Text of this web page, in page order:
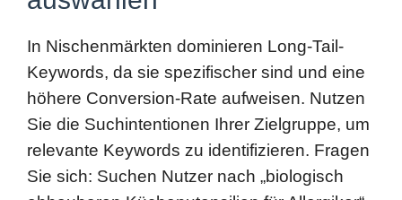
Sie die Suchintentionen Ihrer Zielgruppe, um
relevante Keywords zu identifizieren. Fragen
Sie sich: Suchen Nutzer nach „biologisch
abbaubaren Küchenutensilien für Allergiker“
oder „handgefertigte nachhaltige
Schneidebretter aus Eiche“? Solche